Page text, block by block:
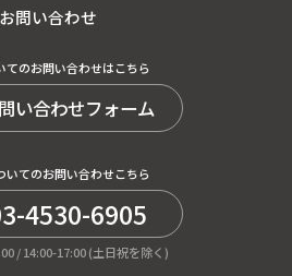
お問い合わせ
てのお問い合わせはこちら
い合わせフォーム
いてのお問い合わせこちら
4530-6905
/ 14:00-17:00 (土日祝を除く)